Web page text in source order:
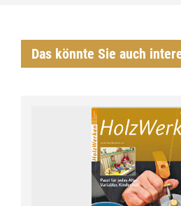
Das könnte Sie auch